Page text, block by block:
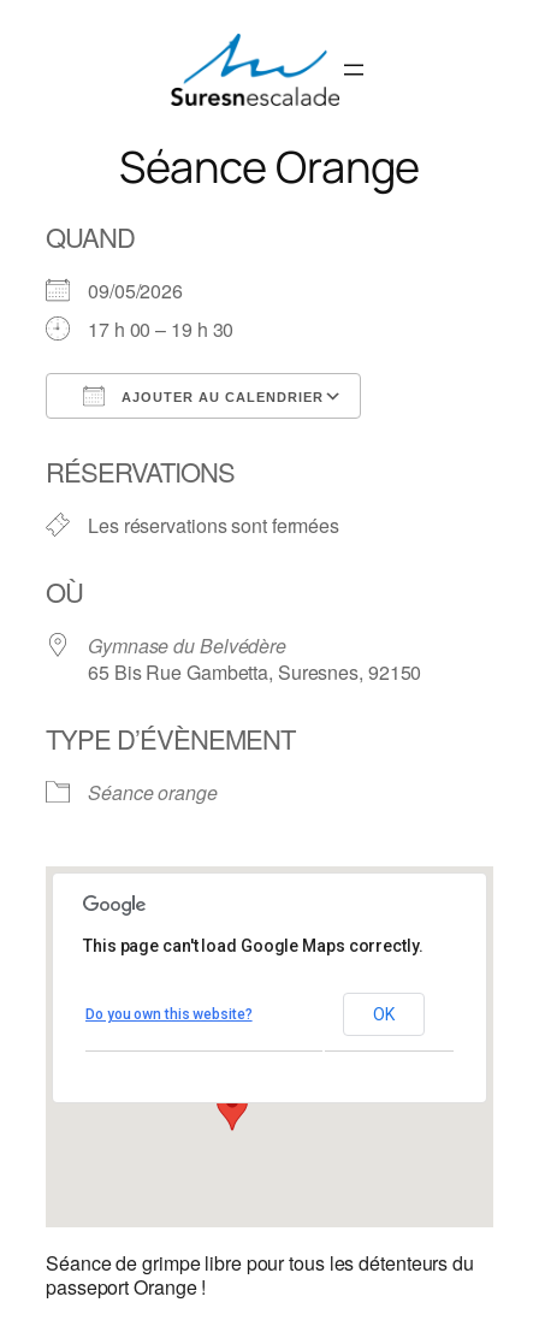
Séance Orange
QUAND
09/05/2026
17 h 00 – 19 h 30
AJOUTER AU CALENDRIER
RÉSERVATIONS
Les réservations sont fermées
OÙ
Gymnase du Belvédère
65 Bis Rue Gambetta, Suresnes, 92150
TYPE D’ÉVÈNEMENT
Séance orange
Gymnase du Belvédère
65 Bis Rue Gambetta – Suresnes
Évènements
This page can't load Google Maps correctly.
Do you own this website? OK
Séance de grimpe libre pour tous les détenteurs du
passeport Orange !